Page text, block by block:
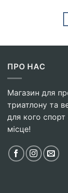
ПРО НАС
Магазин для
триатлону та
для кого
місце!